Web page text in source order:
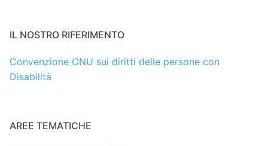
IL NOSTRO RIFERIMENTO
Convenzione ONU sui diritti delle persone con
Disabilità
AREE TEMATICHE